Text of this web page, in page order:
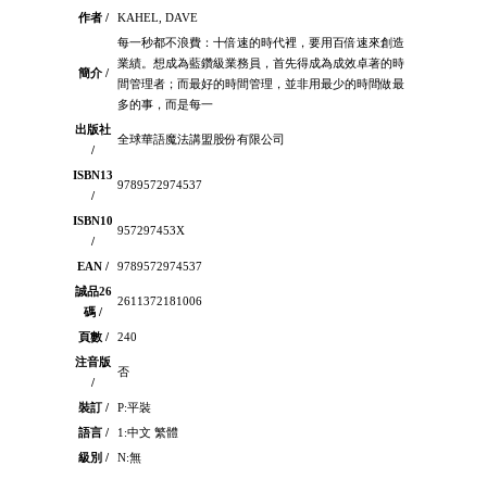
作者 /
KAHEL, DAVE
簡介 /
每一秒都不浪費：十倍速的時代裡，要用百倍速來創造
業績。想成為藍鑽級業務員，首先得成為成效卓著的時
間管理者；而最好的時間管理，並非用最少的時間做最
多的事，而是每一
出版社
/
全球華語魔法講盟股份有限公司
ISBN13
/
9789572974537
ISBN10
/
957297453X
EAN /
9789572974537
誠品26
碼 /
2611372181006
頁數 /
240
注音版
/
否
裝訂 /
P:平裝
語言 /
1:中文 繁體
級別 /
N:無